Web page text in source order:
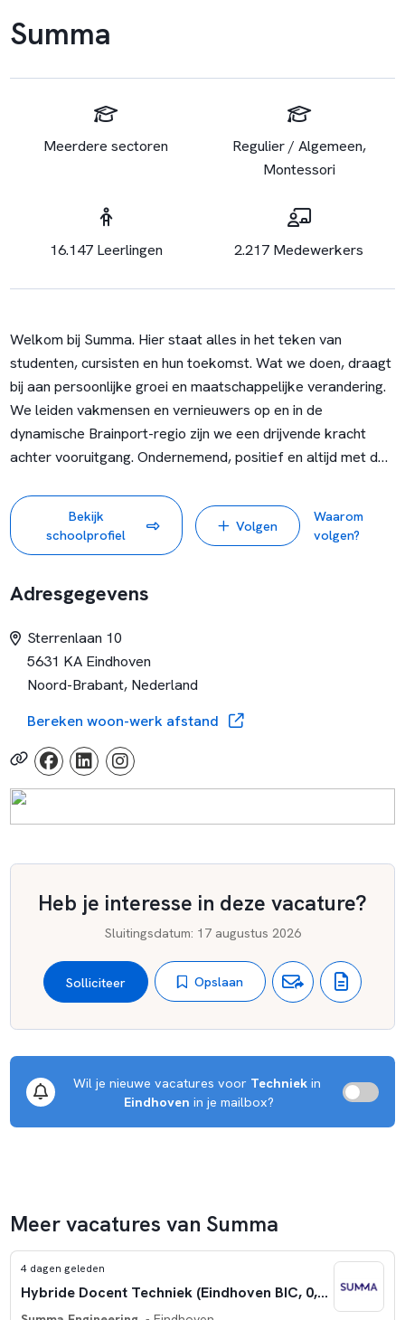
Summa
Meerdere sectoren
Regulier / Algemeen,
Montessori
16.147 Leerlingen 2.217 Medewerkers
Welkom bij Summa. Hier staat alles in het teken van
studenten, cursisten en hun toekomst. Wat we doen, draagt
bij aan persoonlijke groei en maatschappelijke verandering.
We leiden vakmensen en vernieuwers op en in de
dynamische Brainport-regio zijn we een drijvende kracht
achter vooruitgang. Ondernemend, positief en altijd met de
Thuisbasis van talentontdekkers
Bekijk
schoolprofiel
Volgen
Waarom
volgen?
Adresgegevens
Sterrenlaan 10
5631 KA Eindhoven
Noord-Brabant, Nederland
Bereken woon-werk afstand
Heb je interesse in deze vacature?
Sluitingsdatum: 17 augustus 2026
Solliciteer Opslaan
Wil je nieuwe vacatures voor Techniek in
Eindhoven in je mailbox?
Meer vacatures van Summa
4 dagen geleden
Hybride Docent Techniek (Eindhoven BIC, 0,20 fte)